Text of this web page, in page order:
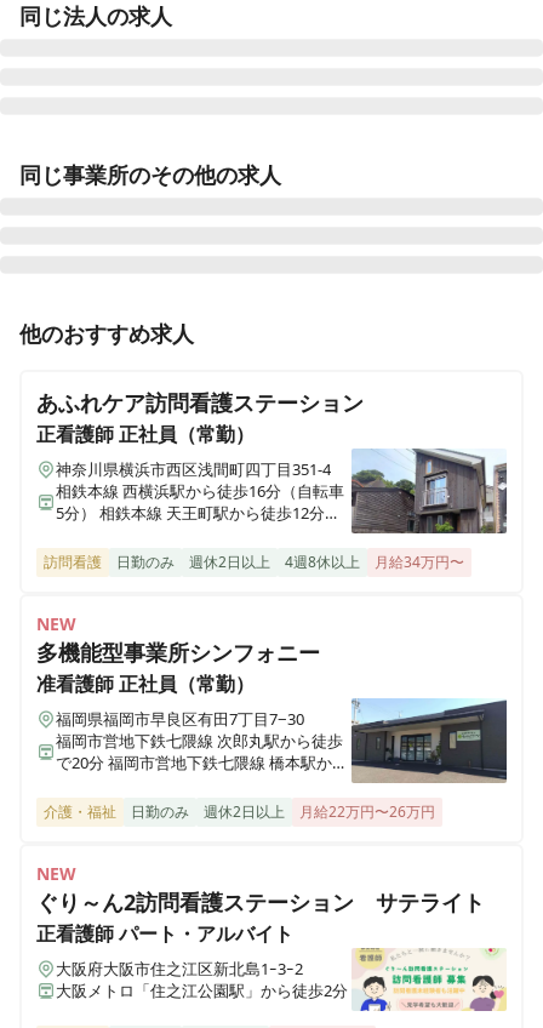
同じ法人の求人
神奈川県横浜市都筑区茅ケ崎中央13-2 宮下ビル401
ここから訪問看護リハビリケア鹿児島 鹿屋店
ここから訪問看護リハビリケア 片倉店
神奈川県横浜市神奈川区片倉一丁目13-12 ベル片倉202
ここから訪問看護リハビリケア 上星川店
神奈川県横浜市保土ケ谷区上星川三丁目2-24 丸宮薬品ビル3F
神奈川県横浜市南区大岡二丁目1-21 アキヨシビル309
ここから訪問看護リハビリケア 東戸塚店
神奈川県横浜市戸塚区前田町503 TSハイツ1F
ここから訪問看護リハビリケア 大倉山店
神奈川県横浜市港北区大曽根一丁目16-14 大倉山武田ビル102号
ここから訪問看護リハビリケア 港南台店
神奈川県横浜市港南区日野南一丁目5-13 勇吉サンハイツ201
ここから訪問看護リハビリケア 千葉茂原店
千葉県茂原市谷本1340-30
同じ事業所のその他の求人
正看護師 パート・アルバイト
≪非常勤≫【横浜市西区/桜木町】週30時間～◎訪問件
躍中💪
他のおすすめ求人
あふれケア訪問看護ステーション
正看護師正社員（常勤）
神奈川県横浜市西区浅間町四丁目351-4
相鉄本線 西横浜駅から徒歩16分（自転車
5分） 相鉄本線 天王町駅から徒歩12分
歩16分（自転車6分）
訪問看護 日勤のみ 週休2日以上 4週8休以上 月給34万円〜
NEW
多機能型事業所シンフォニー
准看護師正社員（常勤）
福岡県福岡市早良区有田7丁目7−30
福岡市営地下鉄七隈線 次郎丸駅から徒歩
で20分 福岡市営地下鉄七隈線 橋本駅から
介護・福祉 日勤のみ 週休2日以上 月給22万円〜26万円
NEW
ぐり～ん2訪問看護ステーション サテライト
正看護師パート・アルバイト
大阪府大阪市住之江区新北島1ｰ3ｰ2
大阪メトロ「住之江公園駅」から徒歩2分